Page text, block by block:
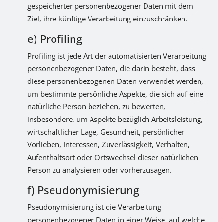
gespeicherter personenbezogener Daten mit dem
Ziel, ihre künftige Verarbeitung einzuschränken.
e) Profiling
Profiling ist jede Art der automatisierten Verarbeitung
personenbezogener Daten, die darin besteht, dass
diese personenbezogenen Daten verwendet werden,
um bestimmte persönliche Aspekte, die sich auf eine
natürliche Person beziehen, zu bewerten,
insbesondere, um Aspekte bezüglich Arbeitsleistung,
wirtschaftlicher Lage, Gesundheit, persönlicher
Vorlieben, Interessen, Zuverlässigkeit, Verhalten,
Aufenthaltsort oder Ortswechsel dieser natürlichen
Person zu analysieren oder vorherzusagen.
f) Pseudonymisierung
Pseudonymisierung ist die Verarbeitung
personenbezogener Daten in einer Weise, auf welche